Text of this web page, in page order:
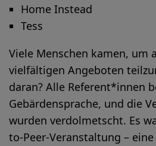
Home Instead
Tess
Viele Menschen kamen, um
vielfältigen Angeboten
daran? Alle Referent*innen
Gebärdensprache, und die
wurden verdolmetscht. Es
to-Peer-Veranstaltung –